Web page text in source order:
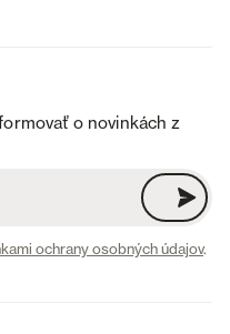
o novinkách z
ochrany osobných údajov.